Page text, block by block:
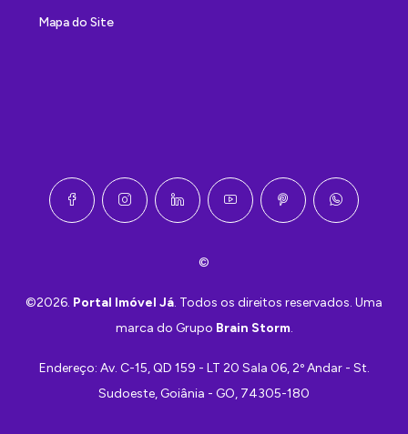
Mapa do Site
©
©2026. Portal Imóvel Já. Todos os direitos reservados. Uma
marca do Grupo Brain Storm.
Endereço: Av. C-15, QD 159 - LT 20 Sala 06, 2º Andar - St.
Sudoeste, Goiânia - GO, 74305-180